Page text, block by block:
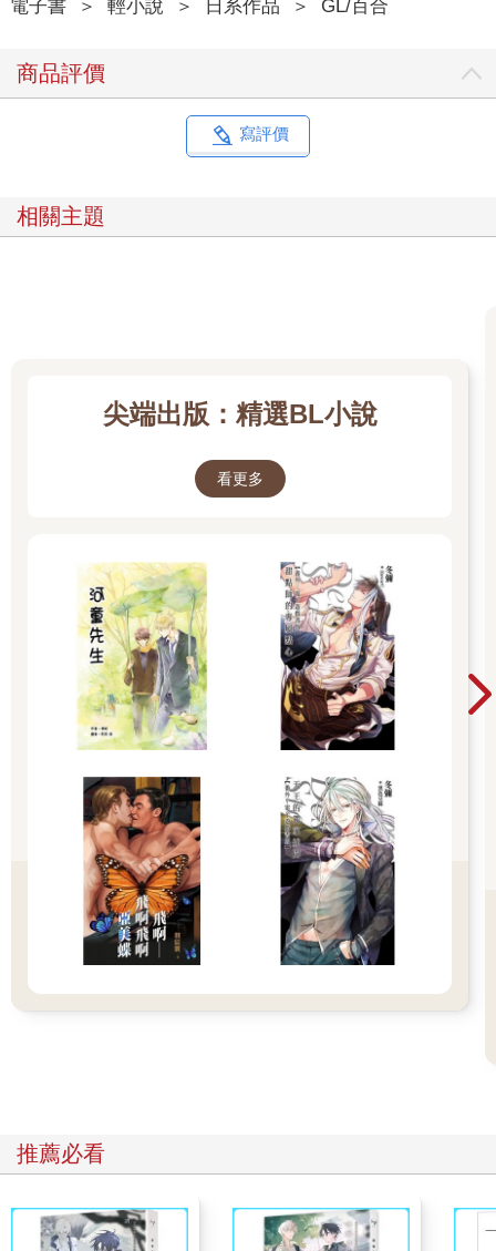
電子書 ＞ 輕小說 ＞ 日系作品 ＞ GL/百合
商品評價
寫評價
相關主題
尖端出版：精選BL小說
看更多
推薦必看